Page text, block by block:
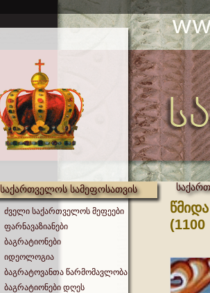
საქართველოს სამეფოსათვის
ძველი საქართველოს მეფეები
ფარნავაზიანები
ბაგრატიონები
იდეოლოგია
ბაგრატოვანთა წარმომავლობა
ბაგრატიონები დღეს